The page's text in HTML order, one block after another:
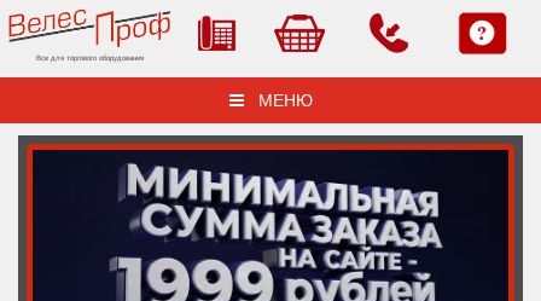
Все для торгового оборудования
МЕНЮ